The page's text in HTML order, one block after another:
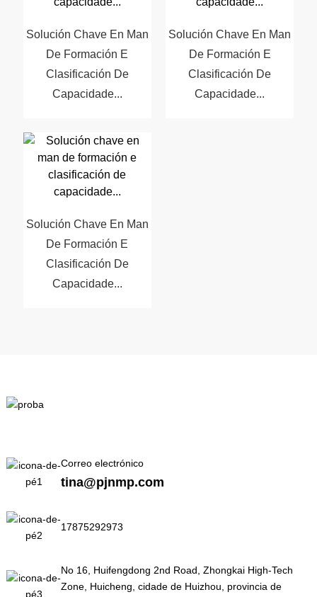
Solución Chave En Man
De Formación E
Clasificación De
Capacidade...
Solución Chave En Man
De Formación E
Clasificación De
Capacidade...
Solución Chave En Man
De Formación E
Clasificación De
Capacidade...
Correo electrónico
tina@pjnmp.com
17875292973
No 16, Huifengdong 2nd Road, Zhongkai High-Tech
Zone, Huicheng, cidade de Huizhou, provincia de